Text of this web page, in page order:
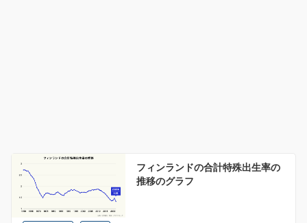
フィンランドの合計特殊出生率の
推移のグラフ